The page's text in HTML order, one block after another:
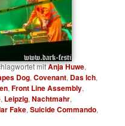
mitAnja Huwe,
Dog,Covenant, Das Ich,
,Front Line Assembly,
, Leipzig,Nachtmahr,
Fake,Suicide Commando,